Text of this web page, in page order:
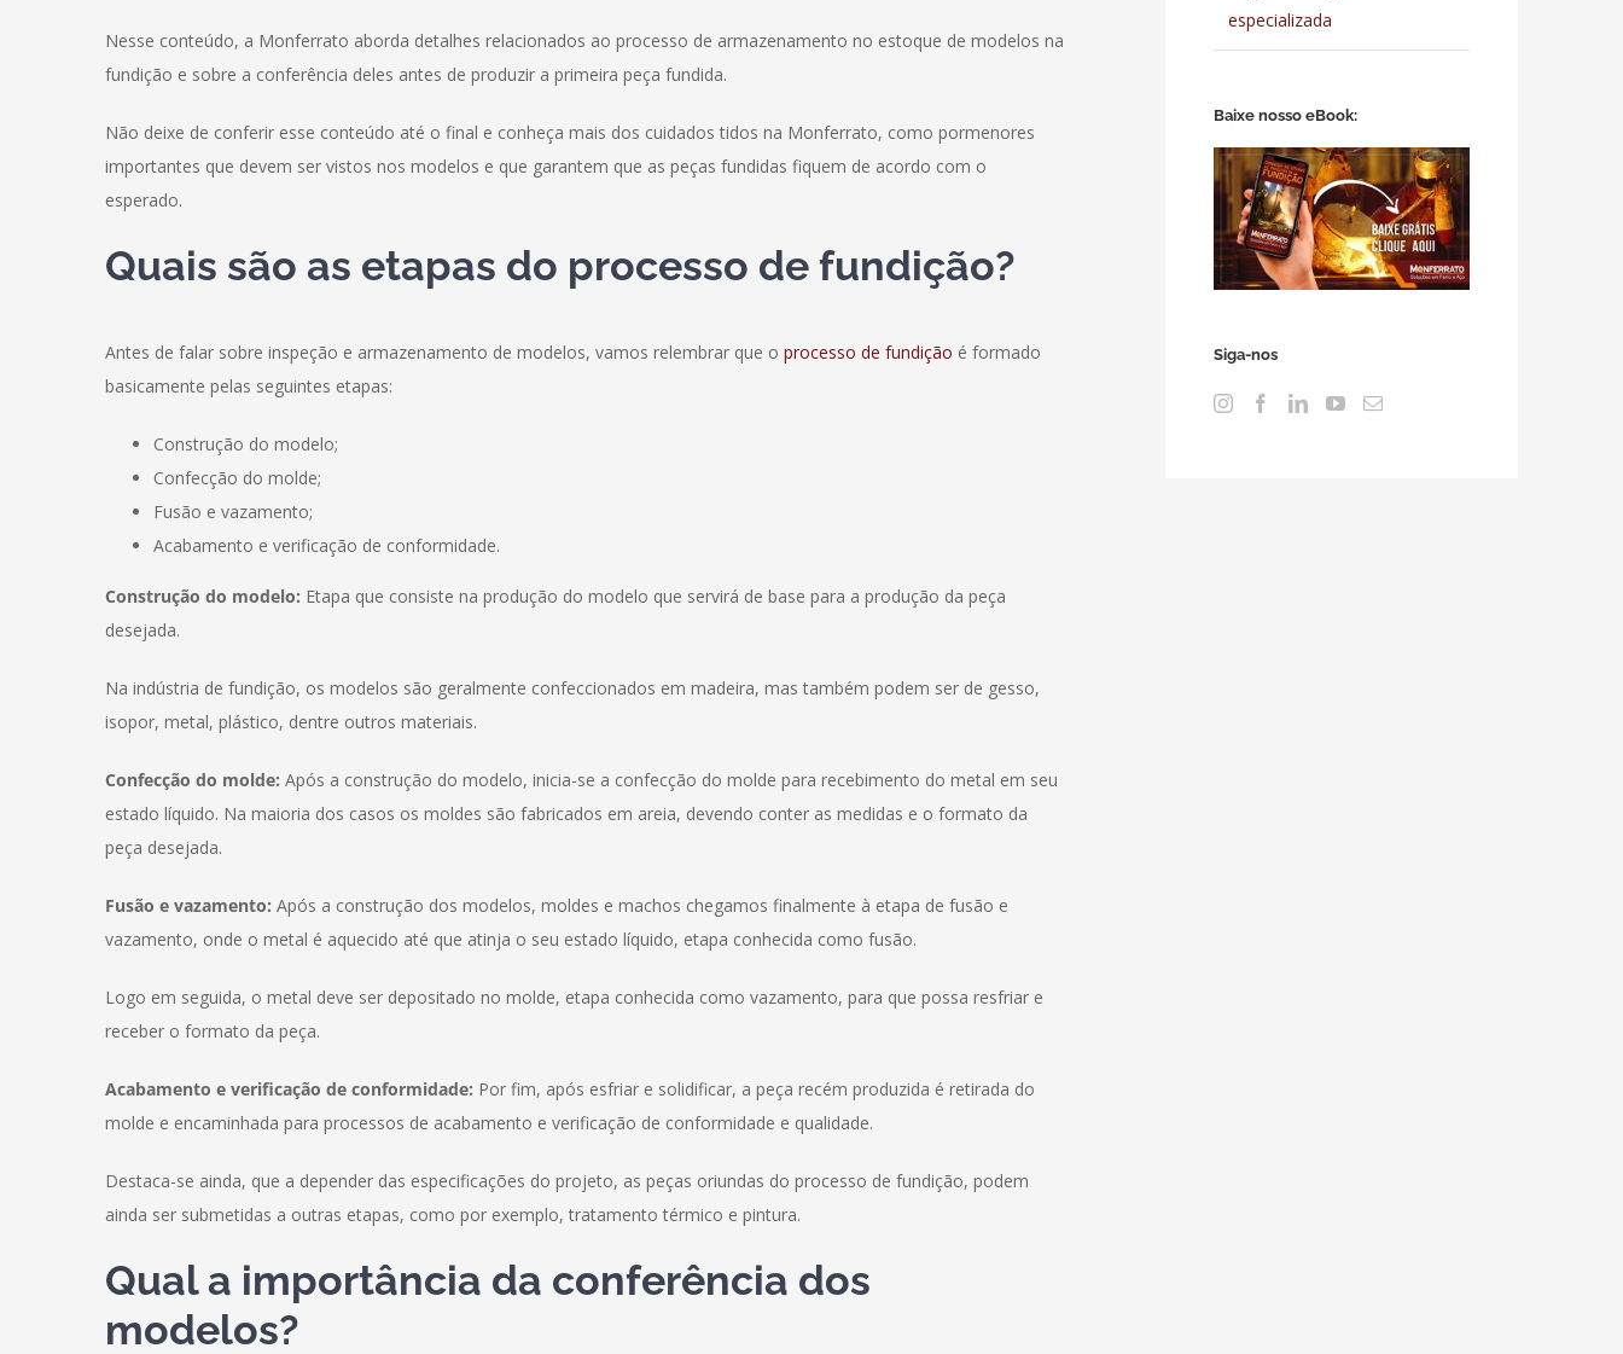
Nesse conteúdo, a Monferrato aborda detalhes relacionados ao processo de armazenamento no estoque de modelos na
fundição e sobre a conferência deles antes de produzir a primeira peça fundida.
Não deixe de conferir esse conteúdo até o final e conheça mais dos cuidados tidos na Monferrato, como pormenores
importantes que devem ser vistos nos modelos e que garantem que as peças fundidas fiquem de acordo com o
esperado.
Quais são as etapas do processo de fundição?
Antes de falar sobre inspeção e armazenamento de modelos, vamos relembrar que o processo de fundição é formado
basicamente pelas seguintes etapas:
Construção do modelo;
Confecção do molde;
Fusão e vazamento;
Acabamento e verificação de conformidade.
Construção do modelo: Etapa que consiste na produção do modelo que servirá de base para a produção da peça
desejada.
Na indústria de fundição, os modelos são geralmente confeccionados em madeira, mas também podem ser de gesso,
isopor, metal, plástico, dentre outros materiais.
Confecção do molde: Após a construção do modelo, inicia-se a confecção do molde para recebimento do metal em seu
estado líquido. Na maioria dos casos os moldes são fabricados em areia, devendo conter as medidas e o formato da
peça desejada.
Fusão e vazamento: Após a construção dos modelos, moldes e machos chegamos finalmente à etapa de fusão e
vazamento, onde o metal é aquecido até que atinja o seu estado líquido, etapa conhecida como fusão.
Logo em seguida, o metal deve ser depositado no molde, etapa conhecida como vazamento, para que possa resfriar e
receber o formato da peça.
Acabamento e verificação de conformidade: Por fim, após esfriar e solidificar, a peça recém produzida é retirada do
molde e encaminhada para processos de acabamento e verificação de conformidade e qualidade.
Destaca-se ainda, que a depender das especificações do projeto, as peças oriundas do processo de fundição, podem
ainda ser submetidas a outras etapas, como por exemplo, tratamento térmico e pintura.
Qual a importância da conferência dos
modelos?
especializada
Baixe nosso eBook:
Siga-nos